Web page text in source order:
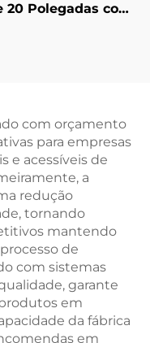
20 Polegadas com
com orçamento
para empresas
e acessíveis de
a
redução
tornando
mantendo
de
com sistemas
garante
em
da fábrica
em